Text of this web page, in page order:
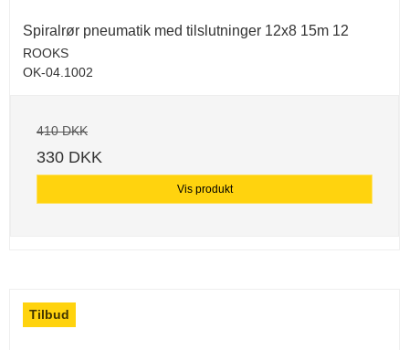
Spiralrør pneumatik med tilslutninger 12x8 15m 12
ROOKS
OK-04.1002
410 DKK
330 DKK
Vis produkt
Tilbud